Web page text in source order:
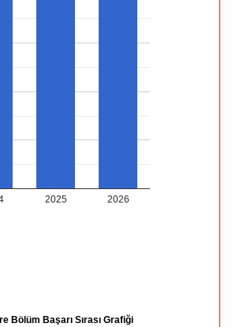
2025 2026
Bölüm Başarı Sırası Grafiği